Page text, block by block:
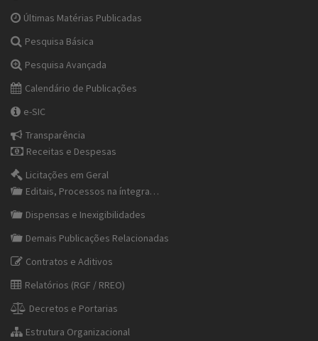
Últimas Matérias Publicadas
Pesquisa Básica
Pesquisa Avançada
Calendário de Publicações
e-SIC
Transparência
Receitas e Despesas
Licitações em Geral
Editais, Processos na íntegra…
Dispensas e Inexigibilidades
Demais Publicações Relacionadas
Contratos e Aditivos
Relatórios (RGF / RREO)
Decretos e Portarias
Estrutura Organizacional